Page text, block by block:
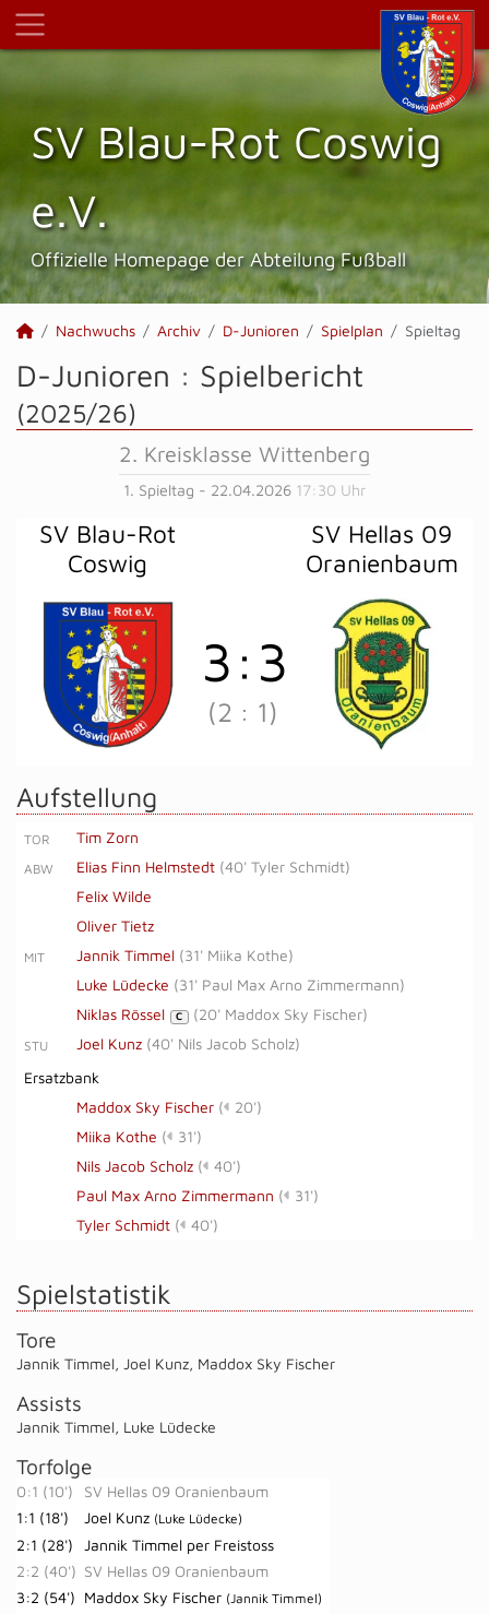
SV Blau-Rot Coswig
e.V.
Offizielle Homepage der Abteilung Fußball
Nachwuchs Archiv D-Junioren Spielplan Spieltag
D-Junioren : Spielbericht
(2025/26)
2. Kreisklasse Wittenberg
1. Spieltag - 22.04.2026 17:30 Uhr
SV Blau-Rot
Coswig
SV Hellas 09
Oranienbaum
3 : 3
(2 : 1)
Aufstellung
TOR Tim Zorn
ABW Elias Finn Helmstedt (40' Tyler Schmidt)
Felix Wilde
Oliver Tietz
MIT Jannik Timmel (31' Miika Kothe)
Luke Lüdecke (31' Paul Max Arno Zimmermann)
Niklas Rössel
C (20' Maddox Sky Fischer)
STU Joel Kunz (40' Nils Jacob Scholz)
Ersatzbank
Maddox Sky Fischer (
20')
Miika Kothe (
31')
Nils Jacob Scholz (
40')
Paul Max Arno Zimmermann (
31')
Tyler Schmidt ( 40')
Spielstatistik
Tore
Jannik Timmel, Joel Kunz, Maddox Sky Fischer
Assists
Jannik Timmel, Luke Lüdecke
Torfolge
0:1 (10')
SV Hellas 09 Oranienbaum
1:1 (18')
Joel Kunz (Luke Lüdecke)
2:1 (28')
Jannik Timmel per Freistoss
2:2 (40') SV Hellas 09 Oranienbaum
3:2 (54') Maddox Sky Fischer (Jannik Timmel)